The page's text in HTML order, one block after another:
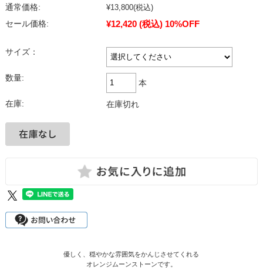
通常価格: ¥13,800(税込)
セール価格:
¥12,420 (税込) 10%OFF
サイズ：
数量:
本
在庫: 在庫切れ
優しく、穏やかな雰囲気をかんじさせてくれる
オレンジムーンストーンです。